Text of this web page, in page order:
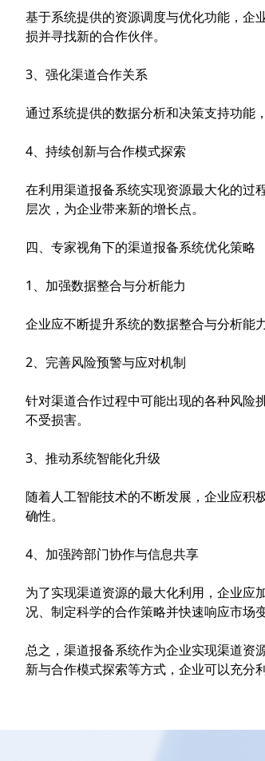
基于系统提供的资源调度与优化功能，企
损并寻找新的合作伙伴。
3、强化渠道合作关系
通过系统提供的数据分析和决策支持功能
4、持续创新与合作模式探索
在利用渠道报备系统实现资源最大化的过
层次，为企业带来新的增长点。
四、专家视角下的渠道报备系统优化策略
1、加强数据整合与分析能力
企业应不断提升系统的数据整合与分析能
2、完善风险预警与应对机制
针对渠道合作过程中可能出现的各种风险
不受损害。
3、推动系统智能化升级
随着人工智能技术的不断发展，企业应积
确性。
4、加强跨部门协作与信息共享
为了实现渠道资源的最大化利用，企业应
况、制定科学的合作策略并快速响应市场变
总之，渠道报备系统作为企业实现渠道资
新与合作模式探索等方式，企业可以充分